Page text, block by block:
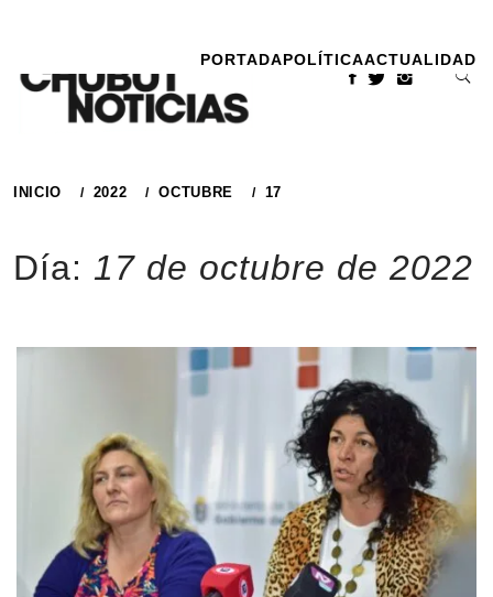
contenido
PORTADAPOLÍTICAACTUALIDAD
INICIO 2022 OCTUBRE 17
Día: 17 de octubre de 2022